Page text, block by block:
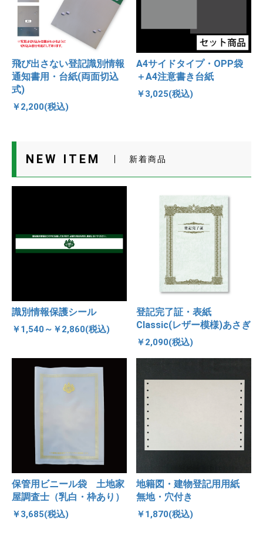
飛び出さない登記識別情報
通知書用・台紙(両面切込
式)
￥2,200(税込)
A4サイドタイプ・OPP袋
＋A4注意書き台紙
￥3,025(税込)
NEW ITEM 新着商品
識別情報保護シール
￥1,540～￥2,860(税込)
登記完了証・表紙
Classic(レザー模様)あさぎ
￥2,090(税込)
保管用ビニール袋 土地家
屋調査士（乳白・枠あり）
￥3,685(税込)
地籍図・建物登記用用紙
無地・穴付き
￥1,870(税込)